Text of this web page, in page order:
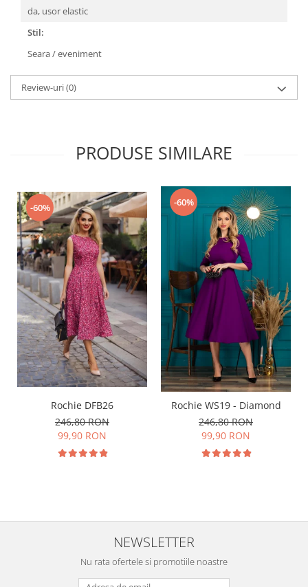
da, usor elastic
Stil:
Seara / eveniment
Review-uri(0)
PRODUSE SIMILARE
-60%
Rochie DFB26
246,80 RON
99,90 RON
-60%
Rochie WS19 - Diamond
246,80 RON
99,90 RON
NEWSLETTER
Nu rata ofertele si promotiile noastre